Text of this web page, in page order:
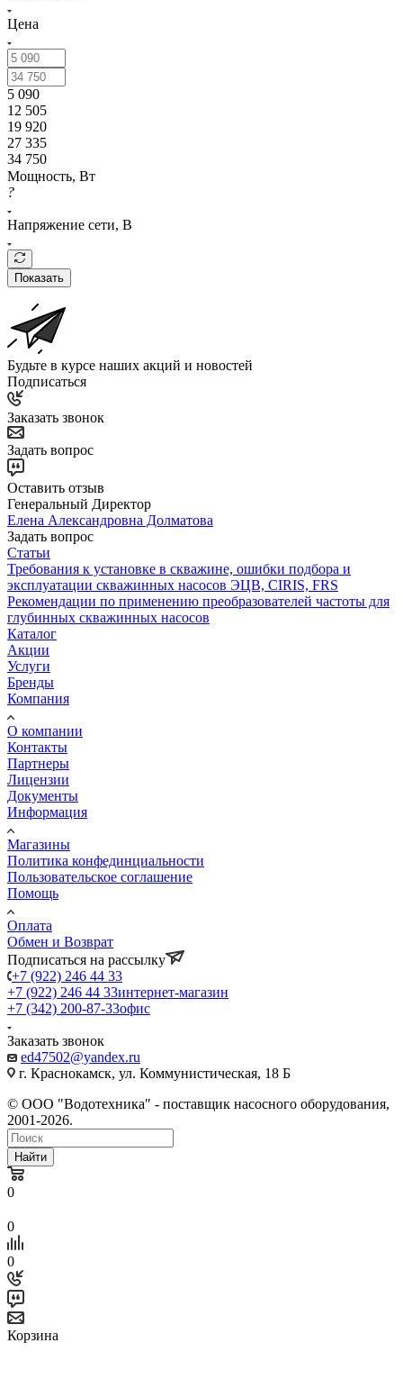
Цена
5 090
12 505
19 920
27 335
34 750
Мощность, Вт
?
Напряжение сети, В
Показать
Будьте в курсе наших акций и новостей
Подписаться
Заказать звонок
Задать вопрос
Оставить отзыв
Генеральный Директор
Елена Александровна Долматова
Задать вопрос
Статьи
Требования к установке в скважине, ошибки подбора и
эксплуатации скважинных насосов ЭЦВ, CIRIS, FRS
Рекомендации по применению преобразователей частоты для
глубинных скважинных насосов
Каталог
Акции
Услуги
Бренды
Компания
О компании
Контакты
Партнеры
Лицензии
Документы
Информация
Магазины
Политика конфединциальности
Пользовательское соглашение
Помощь
Оплата
Обмен и Возврат
Подписаться на рассылку
+7 (922) 246 44 33
+7 (922) 246 44 33интернет-магазин
+7 (342) 200-87-33офис
Заказать звонок
ed47502@yandex.ru
г. Краснокамск, ул. Коммунистическая, 18 Б
© ООО "Водотехника" - поставщик насосного оборудования,
2001-2026.
Найти
0
0
0
Корзина